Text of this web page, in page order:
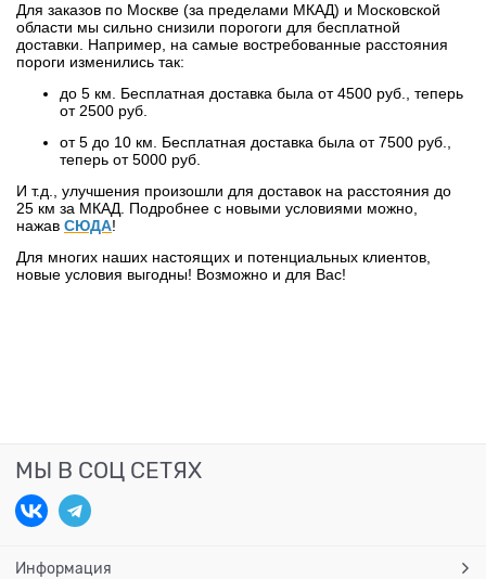
Для заказов по Москве (за пределами МКАД) и Московской
области мы сильно снизили порогоги для бесплатной
доставки. Например, на самые востребованные расстояния
пороги изменились так:
до 5 км. Бесплатная доставка была от 4500 руб., теперь
от 2500 руб.
от 5 до 10 км. Бесплатная доставка была от 7500 руб.,
теперь от 5000 руб.
И т.д., улучшения произошли для доставок на расстояния до
25 км за МКАД. Подробнее с новыми условиями можно,
нажав СЮДА!
Для многих наших настоящих и потенциальных клиентов,
новые условия выгодны! Возможно и для Вас!
МЫ В СОЦ СЕТЯХ
Информация